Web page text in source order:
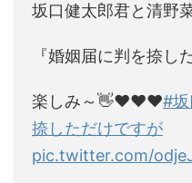
坂口健太郎君と清野
『婚姻届に判を捺し
楽しみ～👋❤❤❤#坂
捺しただけですが
pic.twitter.com/